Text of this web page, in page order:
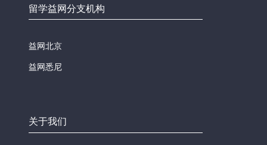
留学益网分支机构
益网北京
益网悉尼
关于我们